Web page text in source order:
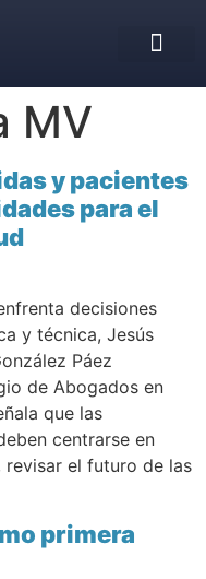
MV
y pacientes
para el
decisiones
y técnica, Jesús
Páez
de Abogados en
que las
centrarse en
revisar el futuro de las
primera